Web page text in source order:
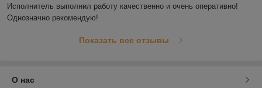
Исполнитель выполнил работу качественно и очень оперативно!
Однозначно рекомендую!
Показать все отзывы
О нас